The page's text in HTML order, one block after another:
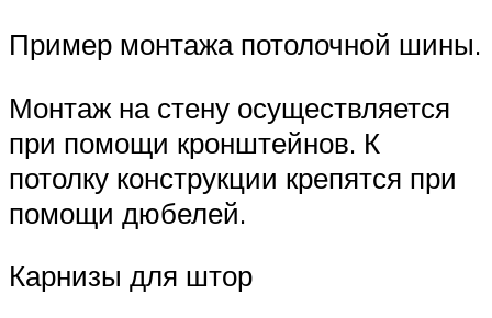
Пример монтажа потолочной шины.
Монтаж на стену осуществляется
при помощи кронштейнов. К
потолку конструкции крепятся при
помощи дюбелей.
Карнизы для штор